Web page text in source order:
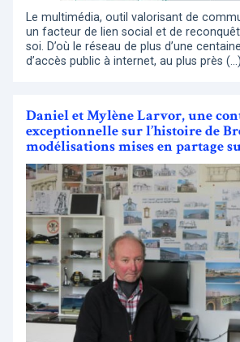
Le multimédia, outil valorisant de
un facteur de lien social et de
soi. D’où le réseau de plus d’une
d’accès public à internet, au plus près (…)
Daniel et Mylène Larvor, une
exceptionnelle sur l’histoire de
modélisations mises en partage